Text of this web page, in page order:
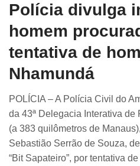
Polícia divulga
homem
tentativa de
Nhamundá
POLÍCIA – A Polícia Civil do
da 43ª Delegacia Interativa
(a 383 quilômetros de
Sebastião Serrão de Souza,
“Bit Sapateiro”, por tentativa